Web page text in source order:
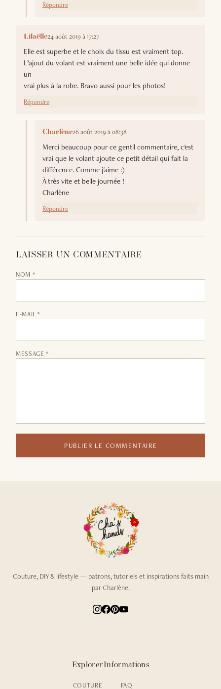
Répondre
Lilaëlle24 août 2019 à 17:27
Elle est superbe et le choix du tissu est vraiment top.
L’ajout du volant est vraiment une belle idée qui donne
un
vrai plus à la robe. Bravo aussi pour les photos!
Répondre
Charlène26 août 2019 à 08:38
Merci beaucoup pour ce gentil commentaire, c'est
vrai que le volant ajoute ce petit détail qui fait la
différence. Comme j'aime :)
À très vite et belle journée !
Charlène
Répondre
LAISSER UN COMMENTAIRE
NOM *
E-MAIL *
MESSAGE *
PUBLIER LE COMMENTAIRE
Couture, DIY & lifestyle — patrons, tutoriels et inspirations faits main
par Charlène.
Explorer
COUTURE
Informations
FAQ